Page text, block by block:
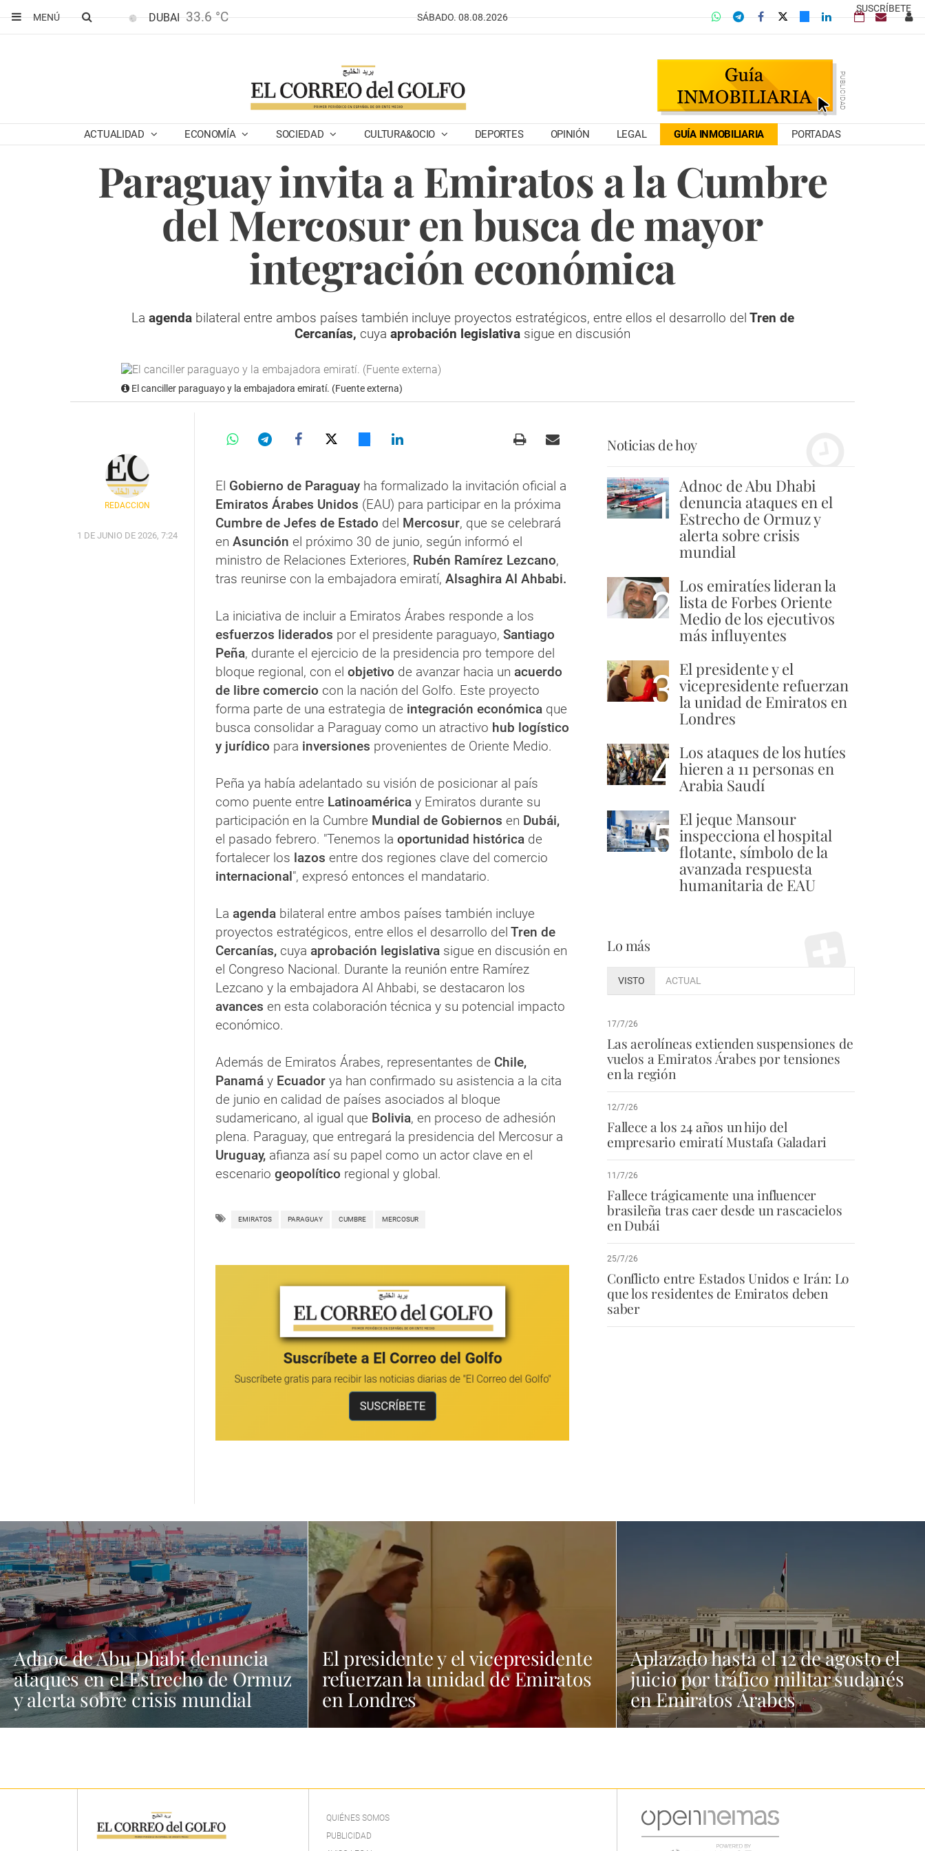
SUSCRÍBETE
MENÚ
DUBAI 33.6 °C SÁBADO. 08.08.2026
ACTUALIDAD ECONOMÍA SOCIEDAD CULTURA&OCIO DEPORTES OPINIÓN LEGAL GUÍA INMOBILIARIA PORTADAS
Paraguay invita a Emiratos a la Cumbre
del Mercosur en busca de mayor
integración económica
La agendabilateral entre ambos países también incluye proyectos estratégicos, entre ellos el desarrollo del Tren de
Cercanías, cuya aprobación legislativa sigue en discusión
El canciller paraguayo y la embajadora emiratí. (Fuente externa)
REDACCIÓN
1 DE JUNIO DE 2026, 7:24
El Gobierno de Paraguay ha formalizado la invitación oficial a
Emiratos Árabes Unidos (EAU) para participar en la próxima
Cumbre de Jefes de Estado del Mercosur, que se celebrará
en Asunción el próximo 30 de junio, según informó el
ministro de Relaciones Exteriores, Rubén Ramírez Lezcano,
tras reunirse con la embajadora emiratí, Alsaghira Al Ahbabi.
La iniciativa de incluir a Emiratos Árabes responde a los
esfuerzos liderados por el presidente paraguayo, Santiago
Peña, durante el ejercicio de la presidencia pro tempore del
bloque regional, con el objetivo de avanzar hacia un acuerdo
de libre comercio con la nación del Golfo. Este proyecto
forma parte de una estrategia de integración económica que
busca consolidar a Paraguay como un atractivo hub logístico
y jurídico para inversiones provenientes de Oriente Medio.
Peña ya había adelantado su visión de posicionar al país
como puente entre Latinoamérica y Emiratos durante su
participación en la Cumbre Mundial de Gobiernos en Dubái,
el pasado febrero. "Tenemos la oportunidad histórica de
fortalecer los lazos entre dos regiones clave del comercio
internacional", expresó entonces el mandatario.
La agenda bilateral entre ambos países también incluye
proyectos estratégicos, entre ellos el desarrollo del Tren de
Cercanías, cuya aprobación legislativa sigue en discusión en
el Congreso Nacional. Durante la reunión entre Ramírez
Lezcano y la embajadora Al Ahbabi, se destacaron los
avances en esta colaboración técnica y su potencial impacto
económico.
Además de Emiratos Árabes, representantes de Chile,
Panamá y Ecuador ya han confirmado su asistencia a la cita
de junio en calidad de países asociados al bloque
sudamericano, al igual que Bolivia, en proceso de adhesión
plena. Paraguay, que entregará la presidencia del Mercosur a
Uruguay, afianza así su papel como un actor clave en el
escenario geopolítico regional y global.
EMIRATOS PARAGUAY CUMBRE MERCOSUR
Noticias de hoy
1 Adnoc de Abu Dhabi
denuncia ataques en el
Estrecho de Ormuz y
alerta sobre crisis
mundial
2 Los emiratíes lideran la
lista de Forbes Oriente
Medio de los ejecutivos
más influyentes
3 El presidente y el
vicepresidente refuerzan
la unidad de Emiratos en
Londres
4 Los ataques de los hutíes
hieren a 11 personas en
Arabia Saudí
5 El jeque Mansour
inspecciona el hospital
flotante, símbolo de la
avanzada respuesta
humanitaria de EAU
Lo más
VISTO ACTUAL
17/7/26
Las aerolíneas extienden suspensiones de
vuelos a Emiratos Árabes por tensiones
en la región
12/7/26
Fallece a los 24 años un hijo del
empresario emiratí Mustafa Galadari
11/7/26
Fallece trágicamente una influencer
brasileña tras caer desde un rascacielos
en Dubái
25/7/26
Conflicto entre Estados Unidos e Irán: Lo
que los residentes de Emiratos deben
saber
Adnoc de Abu Dhabi denuncia
ataques en el Estrecho de Ormuz
y alerta sobre crisis mundial
El presidente y el vicepresidente
refuerzan la unidad de Emiratos
en Londres
Aplazado hasta el 12 de agosto el
juicio por tráfico militar sudanés
en Emiratos Árabes
QUIÉNES SOMOS
PUBLICIDAD